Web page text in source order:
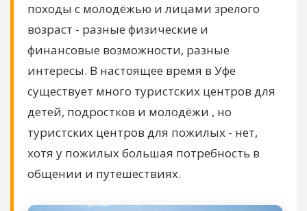
походы с молодёжью и лицами зрелого
возраст - разные физические и
финансовые возможности, разные
интересы. В настоящее время в Уфе
существует много туристских центров для
детей, подростков и молодёжи , но
туристских центров для пожилых - нет,
хотя у пожилых большая потребность в
общении и путешествиях.